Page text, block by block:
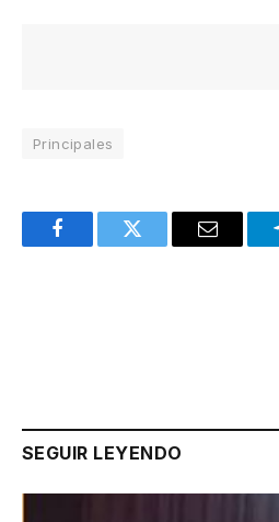
Principales
FacebookTwitter Email
SEGUIR LEYENDO